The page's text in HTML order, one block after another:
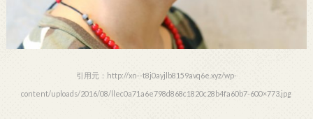
引用元：http://xn--t8j0ayjlb8159avq6e.xyz/wp-
content/uploads/2016/08/llec0a71a6e798d868c1820c28b4fa60b7-600×773.jpg